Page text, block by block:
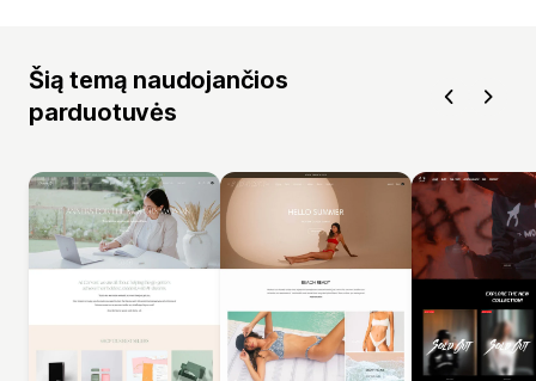
Šią temą naudojančios
parduotuvės